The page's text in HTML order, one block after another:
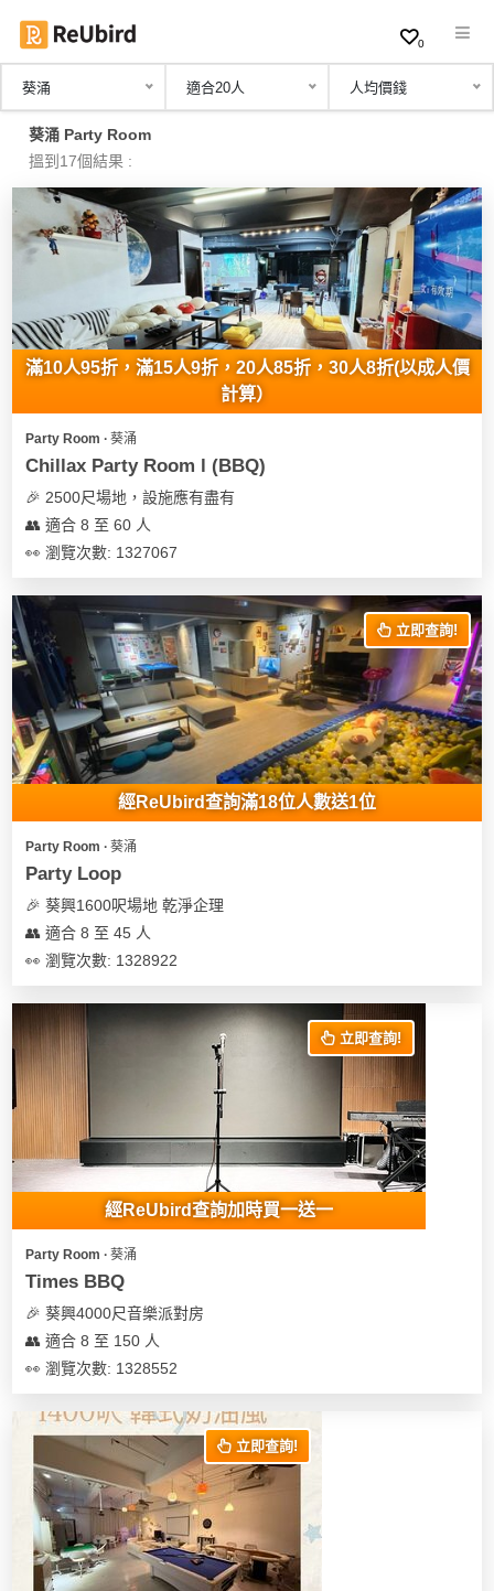
繁
中
EN
登
註
冊
服
務
及
產
品
類
Party
Room
到
會
特
色
蛋
糕
花
束
及
場
地
佈
置
品
即
食
即
活
類
型
Party
朋
友
聚
會
慶
祝
拍
拖
業/
公
司
活
動
婚
親
子
活
動
動
攻
略
活
攻
略
計
劃
需
交
軟
時
間
神
侶
心
願
清
單
0
葵涌 適合20人 人均價錢
葵涌 Party Room
搵到17個結果 :
滿10人95折，滿15人9折，20人85折，30人8折(以成人價
計算）
Party Room ∙ 葵涌
Chillax Party Room l (BBQ)
🎉 2500尺場地，設施應有盡有
👥 適合 8 至 60 人
👀 瀏覽次數: 1327067
立即查詢!
經ReUbird查詢滿18位人數送1位
Party Room ∙ 葵涌
Party Loop
🎉 葵興1600呎場地 乾淨企理
👥 適合 8 至 45 人
👀 瀏覽次數: 1328922
立即查詢!
經ReUbird查詢加時買一送一
Party Room ∙ 葵涌
Times BBQ
🎉 葵興4000尺音樂派對房
👥 適合 8 至 150 人
👀 瀏覽次數: 1328552
立即查詢!